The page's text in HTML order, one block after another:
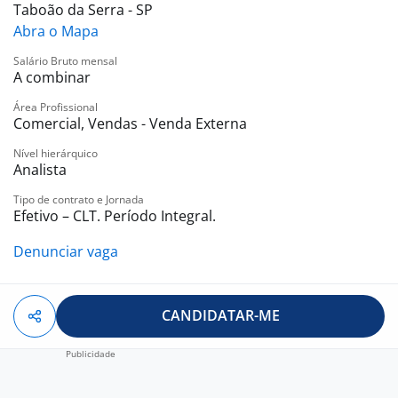
fechamento de vendas e instalação.
O que você precisa ter?
Ensino Médio Completo (2º Grau);
CNH B Valida;
Carro;
Benefícios
Comissão atrativo sem limites, R$ 5 à R$ 6 mil reais +
Vale Refeição ou Alimentação
Premiações;
Celular Corporativo;
Plano de Carreira;
Seguro de Vida Sulamérica;
Taboão da Serra - SP
Abra o Mapa
Salário Bruto mensal
A combinar
Área Profissional
Comercial, Vendas - Venda Externa
Nível hierárquico
Analista
Tipo de contrato e Jornada
Efetivo – CLT. Período Integral.
Denunciar vaga
CANDIDATAR-ME